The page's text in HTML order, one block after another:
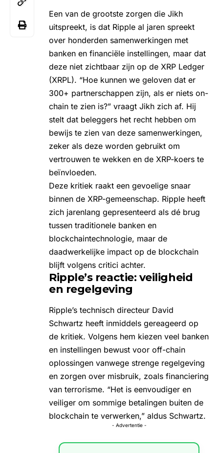
Een van de grootste zorgen die Jikh
uitspreekt, is dat Ripple al jaren spreekt
over honderden samenwerkingen met
banken en financiële instellingen, maar dat
deze niet zichtbaar zijn op de XRP Ledger
(XRPL). “Hoe kunnen we geloven dat er
300+ partnerschappen zijn, als er niets on-
chain te zien is?” vraagt Jikh zich af. Hij
stelt dat beleggers het recht hebben om
bewijs te zien van deze samenwerkingen,
zeker als deze worden gebruikt om
vertrouwen te wekken en de XRP-koers te
beïnvloeden.
Deze kritiek raakt een gevoelige snaar
binnen de XRP-gemeenschap. Ripple heeft
zich jarenlang gepresenteerd als dé brug
tussen traditionele banken en
blockchaintechnologie, maar de
daadwerkelijke impact op de blockchain
blijft volgens critici achter.
Ripple’s reactie: veiligheid
en regelgeving
Ripple’s technisch directeur David
Schwartz heeft inmiddels gereageerd op
de kritiek. Volgens hem kiezen veel banken
en instellingen bewust voor off-chain
oplossingen vanwege strenge regelgeving
en zorgen over misbruik, zoals financiering
van terrorisme. “Het is eenvoudiger en
veiliger om sommige betalingen buiten de
blockchain te verwerken,” aldus Schwartz.
- Advertentie -